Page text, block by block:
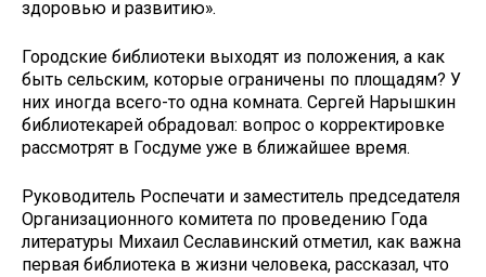
здоровью и развитию».
Городские библиотеки выходят из положения, а как
быть сельским, которые ограничены по площадям? У
них иногда всего-то одна комната. Сергей Нарышкин
библиотекарей обрадовал: вопрос о корректировке
рассмотрят в Госдуме уже в ближайшее время.
Руководитель Роспечати и заместитель председателя
Организационного комитета по проведению Года
литературы Михаил Сеславинский отметил, как важна
первая библиотека в жизни человека, рассказал, что